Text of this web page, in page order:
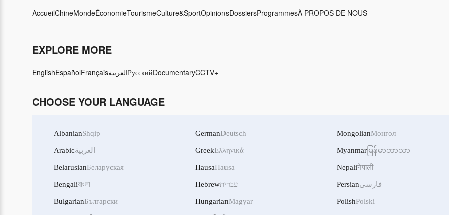
AccueilChineMondeÉconomieTourismeCulture&SportOpinionsDossiersProgrammesÀ PROPOS DE NOUS
EXPLORE MORE
EnglishEspañolFrançaisالعربيةРусскийDocumentaryCCTV+
CHOOSE YOUR LANGUAGE
AlbanianShqip
Arabicالعربية
BelarusianБеларуская
Bengaliবাংলা
BulgarianБългарски
GermanDeutsch
GreekΕλληνικά
HausaHausa
Hebrewעברית
HungarianMagyar
MongolianМонгол
Myanmar မြန်မာဘာသာ
Nepaliनेपाली
Persianفارسی
PolishPolski